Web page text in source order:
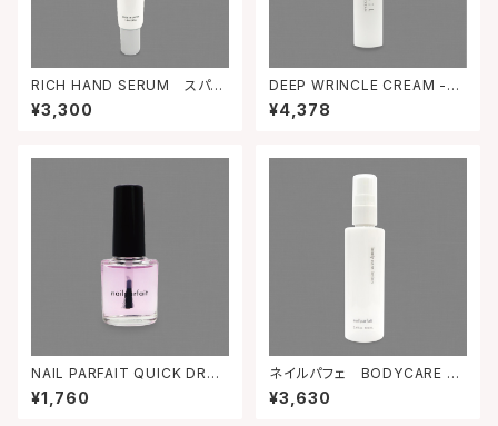
RICH HAND SERUM スパネ
イル リッチハンド美容液 45
ｇ
¥3,300
DEEP WRINCLE CREAM -ス
パネイル ディープリンクルクリ
ーム【医薬部外品】
¥4,378
NAIL PARFAIT QUICK DRY
CLEAR COAT 速乾性クリア
コート 10mL
¥1,760
ネイルパフェ BODYCARE L
OTION ボディケアローション
EX 100mL
¥3,630